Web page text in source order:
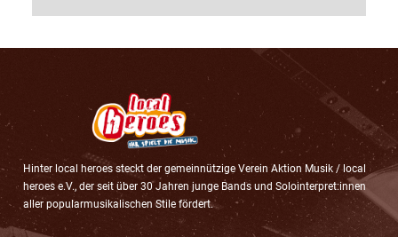
Hinter local heroes steckt der gemeinnützige Verein Aktion Musik / local
heroes e.V., der seit über 30 Jahren junge Bands und Solointerpret:innen
aller popularmusikalischen Stile fördert.